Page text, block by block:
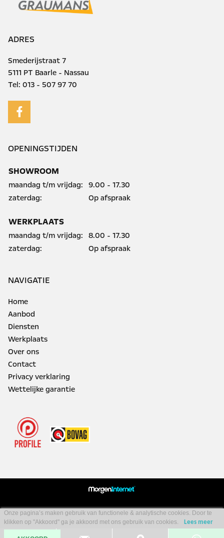
ADRES
Smederijstraat 7
5111 PT Baarle - Nassau
Tel:013 - 507 97 70
OPENINGSTIJDEN
SHOWROOM
maandag t/m vrijdag:
9.00 - 17.30
zaterdag:
Op afspraak
WERKPLAATS
maandag t/m vrijdag:
8.00 - 17.30
zaterdag:
Op afspraak
NAVIGATIE
Home
Aanbod
Diensten
Werkplaats
Over ons
Contact
Privacy verklaring
Wettelijke garantie
Onze pagina’s maken gebruik van functionele & analytische cookies. Door te
klikken op "Akkoord" ga je akkoord met ons gebruik van cookies.
Lees meer